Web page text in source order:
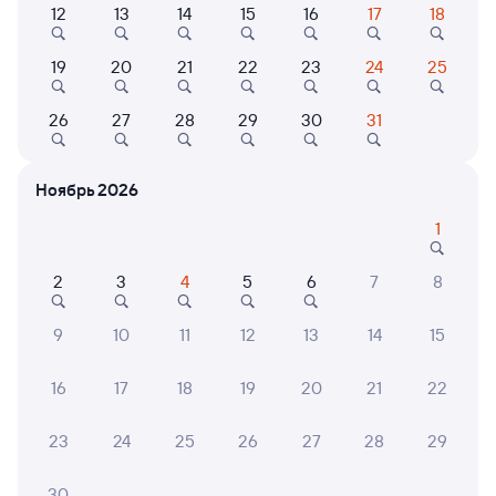
Найдём билет на поезд за вас
Даже если сейчас нет мест
Искать билеты
Мини-отель Дом
1 ⁠570 ⁠₽
Мини-отель
12 13 14 15 16 17 18
19 20 21 22 23 24 25
26 27 28 29 30 31
Ноябрь 2026
1
2 3 4 5 6 7 8
9 10 11 12 13 14 15
16 17 18 19 20 21 22
23 24 25 26 27 28 29